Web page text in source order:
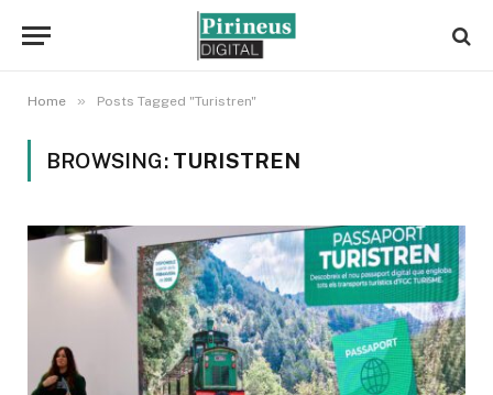
Home » Posts Tagged "Turistren"
BROWSING: TURISTREN